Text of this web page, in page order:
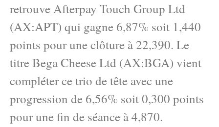
retrouve Afterpay Touch Group Ltd
(AX:APT) qui gagne 6,87% soit 1,440
points pour une clôture à 22,390. Le
titre Bega Cheese Ltd (AX:BGA) vient
compléter ce trio de tête avec une
progression de 6,56% soit 0,300 points
pour une fin de séance à 4,870.